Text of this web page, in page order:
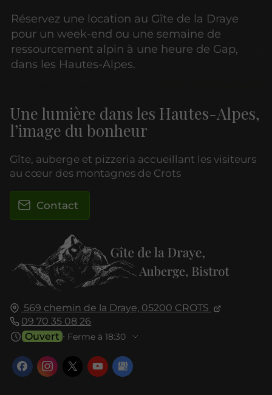
Réservez une location au Gîte de la Draye
pour un week-end ou une semaine de
ressourcement alpin à une heure de Gap,
dans les Hautes-Alpes.
569 chemin de la Draye, 05200 CROTS
09 70 35 08 26
Ouvert ⋅ Ferme à 18:30
Une lumière dans les Hautes-Alpes,
l’image du bonheur
Gîte, auberge et pizzeria accueillant les visiteurs
au cœur des montagnes de Crots
Contact